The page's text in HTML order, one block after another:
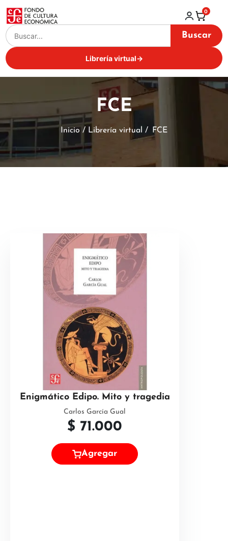
Buscar
Librería virtual→
0
FCE
Inicio / Librería virtual / FCE
Enigmático Edipo. Mito y tragedia
Carlos García Gual
$ 71.000
Agregar